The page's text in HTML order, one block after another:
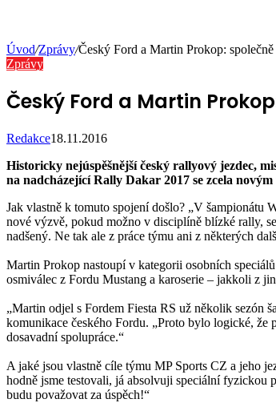
Úvod/Zprávy/Český Ford a Martin Prokop:
Zprávy
Český Ford a Martin
Redakce18.11.2016
Historicky nejúspěšnější český rallyový jezdec,
na nadcházející Rally Dakar 2017 se zcela
Jak vlastně k tomuto spojení došlo? „V šampionátu
nové výzvě, pokud možno v disciplíně blízké rally,
nadšený. Ne tak ale z práce týmu ani z některých
Martin Prokop nastoupí v kategorii osobních
osmiválec z Fordu Mustang a karoserie – jakkoli z
„Martin odjel s Fordem Fiesta RS už několik sezón
komunikace českého Fordu. „Proto bylo logické,
dosavadní spolupráce.“
A jaké jsou vlastně cíle týmu MP Sports CZ a jeho
hodně jsme testovali, já absolvuji speciální fyzickou
budu považovat za úspěch!“